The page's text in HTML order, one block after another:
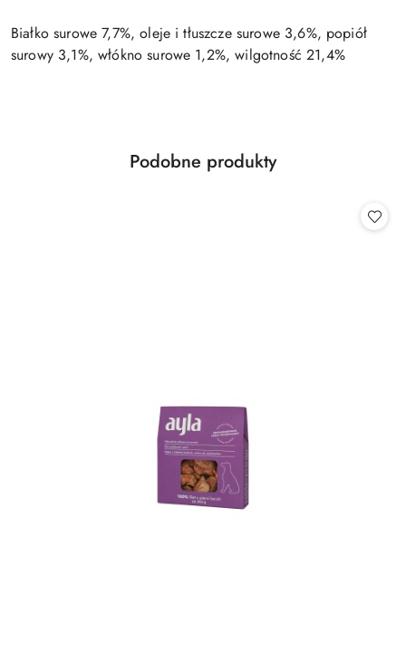
Białko surowe 7,7%, oleje i tłuszcze surowe 3,6%, popiół
surowy 3,1%, włókno surowe 1,2%, wilgotność 21,4%
Pomiń karuzelę produktów
Produkty
Podobne produkty